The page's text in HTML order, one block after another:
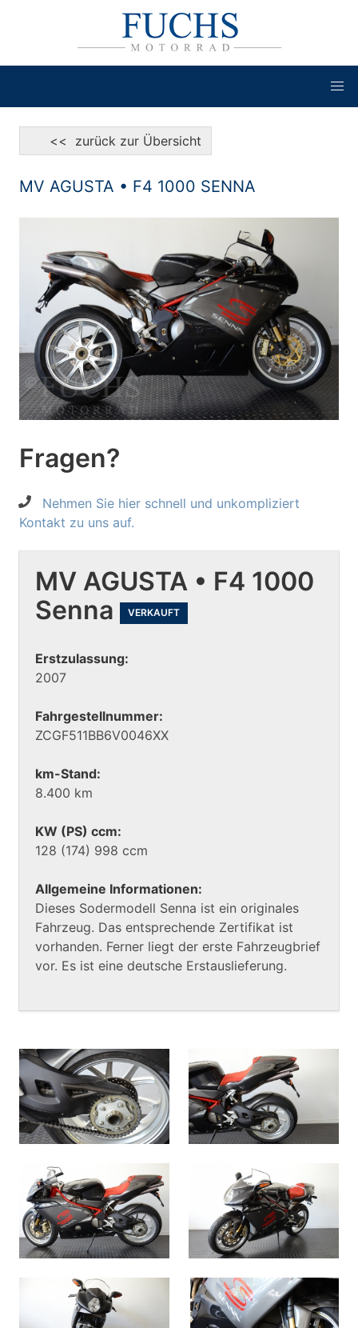
<< zurück zur Übersicht
MV AGUSTA • F4 1000 SENNA
Fragen?
Nehmen Sie hier schnell und unkompliziert
Kontakt zu uns auf.
MV AGUSTA • F4 1000
Senna
VERKAUFT
Erstzulassung:
2007
Fahrgestellnummer:
ZCGF511BB6V0046XX
km-Stand:
8.400 km
KW (PS) ccm:
128 (174) 998 ccm
Allgemeine Informationen:
Dieses Sodermodell Senna ist ein originales
Fahrzeug. Das entsprechende Zertifikat ist
vorhanden. Ferner liegt der erste Fahrzeugbrief
vor. Es ist eine deutsche Erstauslieferung.